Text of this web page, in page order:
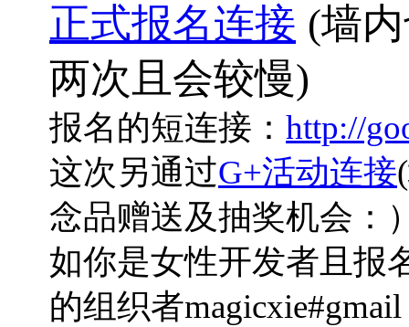
正式报名连接 (墙
两次且会较慢)
报名的短连接： http://
这次另通过G+活动连接
念品赠送及抽奖机会：
如你是女性开发者且报
的组织者magicxie#gmail